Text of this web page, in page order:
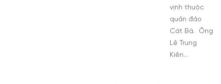
vịnh thuộc
quần đảo
Cát Bà. Ông
Lê Trung
Kiên…